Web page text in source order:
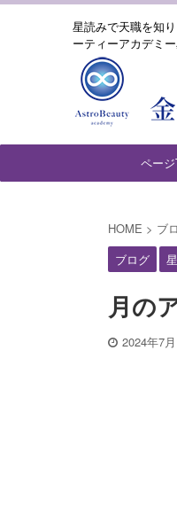
星読みで天職を知
ーティーアカデミ
ペー
HOME > ブ
ブログ
月の
2024年7